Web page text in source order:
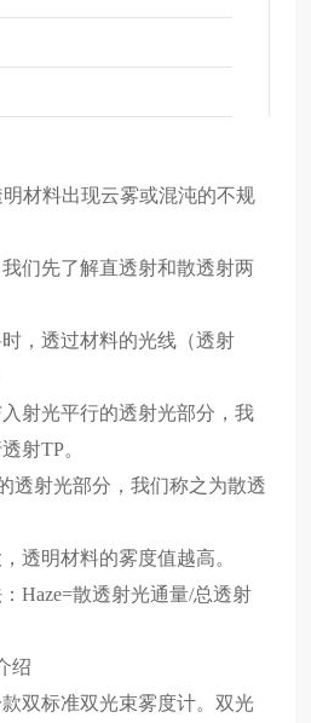
材料出现云雾或混沌的不规
们先了解直透射和散透射两
，透过材料的光线（透射
射光平行的透射光部分，我
射TP。
透射光部分，我们称之为散透
透明材料的雾度值越高。
Haze=散透射光通量/总透射
绍
双标准双光束雾度计。双光